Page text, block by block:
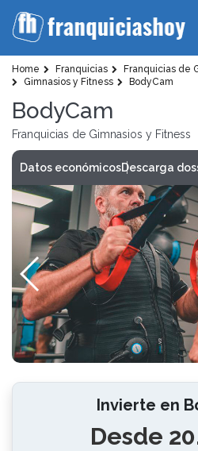
Home Franquicias
Franquicias de
Gimnasios y Fitness
BodyCam
BodyCam
Franquicias de Gimnasios y Fitness
Datos económicosDescarga
Invierte en
Desde